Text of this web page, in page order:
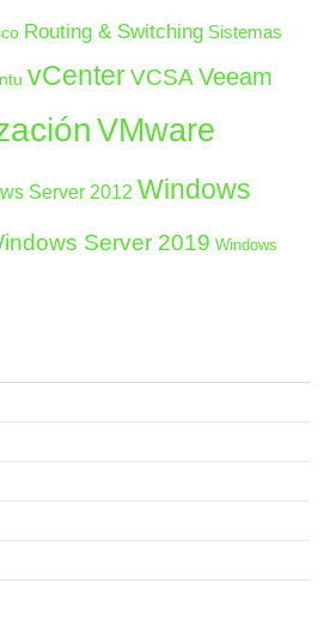
Routing & Switching Sistemas
vCenter VCSA Veeam
VMware
Server 2012 Windows
Server 2019 Windows